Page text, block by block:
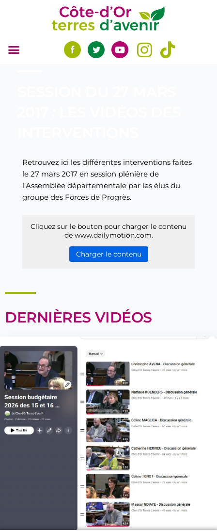
Retrouvez ici les différentes interventions faites
le 27 mars 2017 en session plénière de
l’Assemblée départementale par les élus du
groupe des Forces de Progrès.
Cliquez sur le bouton pour charger le contenu
de www.dailymotion.com.
Charger le contenu
DERNIÈRES VIDÉOS